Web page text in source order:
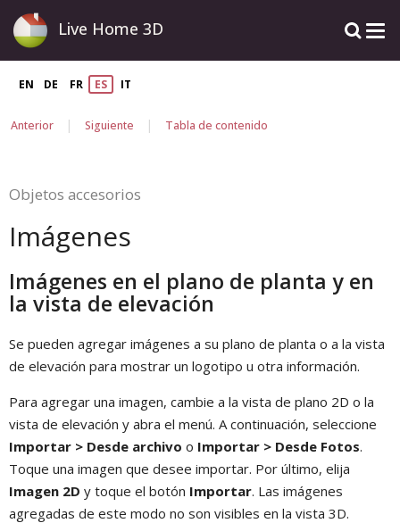
Live Home 3D
EN DE FR ES IT
Anterior | Siguiente | Tabla de contenido
Objetos accesorios
Imágenes
Imágenes en el plano de planta y en
la vista de elevación
Se pueden agregar imágenes a su plano de planta o a la vista
de elevación para mostrar un logotipo u otra información.
Para agregar una imagen, cambie a la vista de plano 2D o la
vista de elevación y abra el menú. A continuación, seleccione
Importar > Desde archivo o Importar > Desde Fotos.
Toque una imagen que desee importar. Por último, elija
Imagen 2D y toque el botón Importar. Las imágenes
agregadas de este modo no son visibles en la vista 3D.